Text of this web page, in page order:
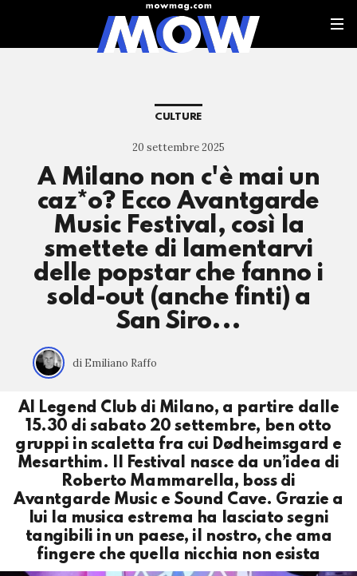
CULTURE
20 settembre 2025
A Milano non c'è mai un
caz*o? Ecco Avantgarde
Music Festival, così la
smettete di lamentarvi
delle popstar che fanno i
sold-out (anche finti) a
San Siro...
di Emiliano Raffo
Al Legend Club di Milano, a partire dalle
15.30 di sabato 20 settembre, ben otto
gruppi in scaletta fra cui Dødheimsgard e
Mesarthim. Il Festival nasce da un’idea di
Roberto Mammarella, boss di
Avantgarde Music e Sound Cave. Grazie a
lui la musica estrema ha lasciato segni
tangibili in un paese, il nostro, che ama
fingere che quella nicchia non esista